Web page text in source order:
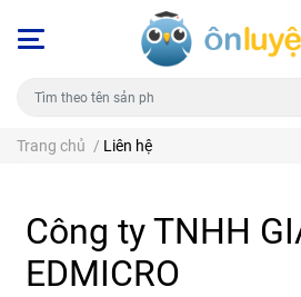
Trang chủ / Liên hệ
Công ty TNHH
EDMICRO